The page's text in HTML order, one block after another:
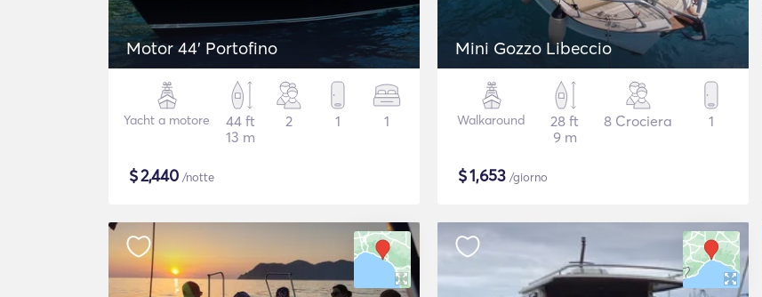
Motor 44' Portofino
Yacht a motore
44 ft
13 m
2 1 1
$2,440 /notte
Mini Gozzo Libeccio
Walkaround
28 ft
9 m
8 Crociera 1
$1,653 /giorno